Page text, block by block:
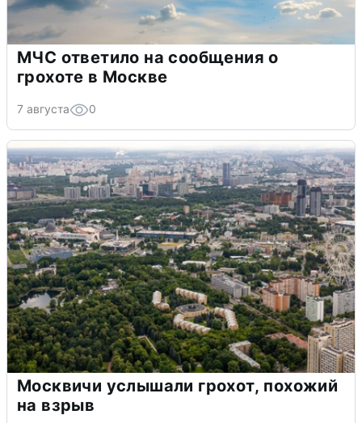
МЧС ответило на сообщения о
грохоте в Москве
7 августа 0
Москвичи услышали грохот, похожий
на взрыв